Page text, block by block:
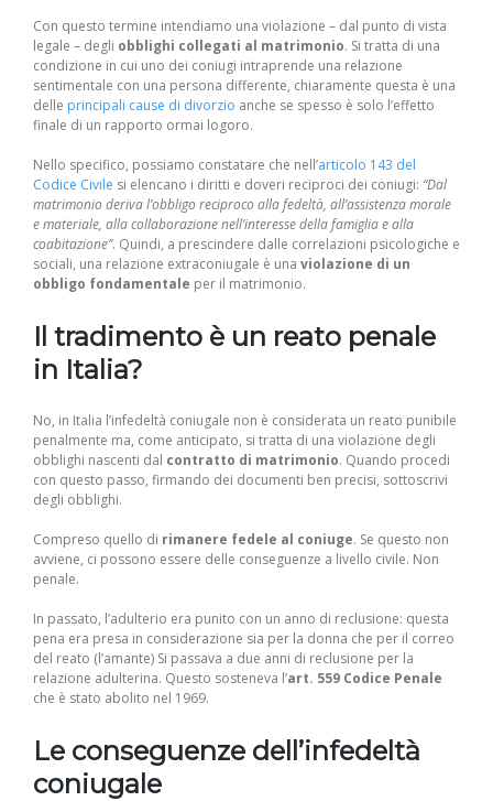
Con questo termine intendiamo una violazione – dal punto di vista
legale – degli obblighi collegati al matrimonio. Si tratta di una
condizione in cui uno dei coniugi intraprende una relazione
sentimentale con una persona differente, chiaramente questa è una
delle principali cause di divorzio anche se spesso è solo l’effetto
finale di un rapporto ormai logoro.
Nello specifico, possiamo constatare che nell’articolo 143 del
Codice Civile si elencano i diritti e doveri reciproci dei coniugi: “Dal
matrimonio deriva l’obbligo reciproco alla fedeltà, all’assistenza morale
e materiale, alla collaborazione nell’interesse della famiglia e alla
coabitazione”. Quindi, a prescindere dalle correlazioni psicologiche e
sociali, una relazione extraconiugale è una violazione di un
obbligo fondamentale per il matrimonio.
Il tradimento è un reato penale
in Italia?
No, in Italia l’infedeltà coniugale non è considerata un reato punibile
penalmente ma, come anticipato, si tratta di una violazione degli
obblighi nascenti dal contratto di matrimonio. Quando procedi
con questo passo, firmando dei documenti ben precisi, sottoscrivi
degli obblighi.
Compreso quello di rimanere fedele al coniuge. Se questo non
avviene, ci possono essere delle conseguenze a livello civile. Non
penale.
In passato, l’adulterio era punito con un anno di reclusione: questa
pena era presa in considerazione sia per la donna che per il correo
del reato (l’amante) Si passava a due anni di reclusione per la
relazione adulterina. Questo sosteneva l’art. 559 Codice Penale
che è stato abolito nel 1969.
Le conseguenze dell’infedeltà
coniugale